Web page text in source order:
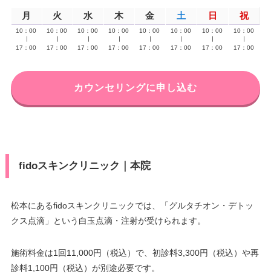
月 火 水 木 金 土 日 祝
10：00
17：00
10：00
17：00
10：00
17：00
10：00
17：00
10：00
17：00
10：00
17：00
10：00
17：00
10：00
17：00
カウンセリングに申し込む
fidoスキンクリニック｜本院
松本にあるfidoスキンクリニックでは、「グルタチオン・デトッ
クス点滴」という白玉点滴・注射が受けられます。
施術料金は1回11,000円（税込）で、初診料3,300円（税込）や再
診料1,100円（税込）が別途必要です。